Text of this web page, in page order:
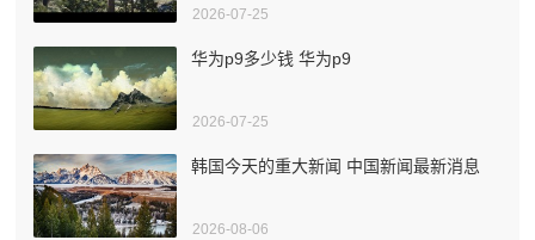
2026-07-25
华为p9多少钱 华为p9
2026-07-25
韩国今天的重大新闻 中国新闻最新消息
2026-08-06